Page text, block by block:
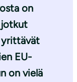
on
jotkut
yrittävät
EU-
on vielä